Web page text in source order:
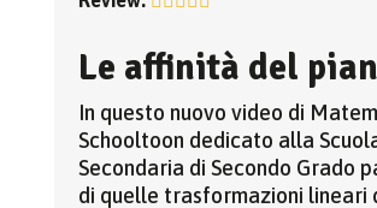
Le affinità del
In questo nuovo video di
Schooltoon dedicato alla
Secondaria di Secondo Grado
di quelle trasformazioni lineari